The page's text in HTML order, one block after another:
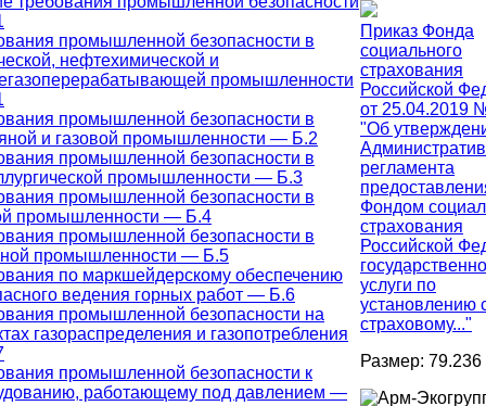
промышленной безопасности в
нефтехимической и
промышленности
промышленной безопасности в
и газовой промышленности — Б.2
промышленной безопасности в
промышленности — Б.3
промышленной безопасности в
промышленности — Б.4
промышленной безопасности в
промышленности — Б.5
по маркшейдерскому обеспечению
ведения горных работ — Б.6
промышленной безопасности на
газораспределения и газопотребления
промышленной безопасности к
работающему под давлением —
Приказ Фонда
социального
страхования
Российской
от 25.04.2019
"Об
регламента
Фондом
страхования
Российской
услуги по
установлению
страховому..."
Размер: 79.236